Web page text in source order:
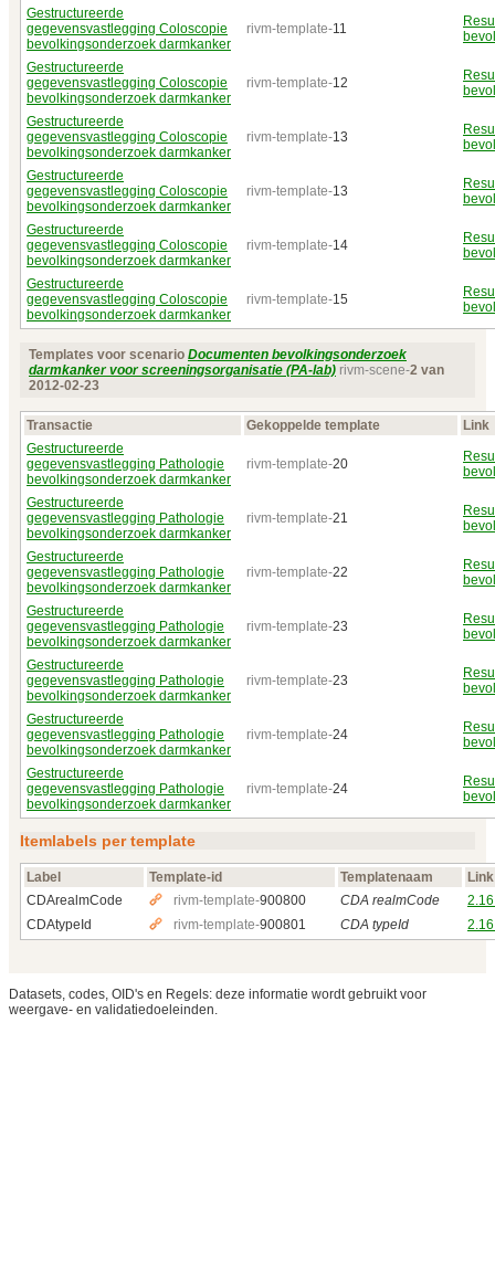
Gestructureerde
gegevensvastlegging Coloscopie
bevolkingsonderzoek darmkanker
rivm-template-11
Gestructureerde
gegevensvastlegging Coloscopie
bevolkingsonderzoek darmkanker
rivm-template-12
Gestructureerde
gegevensvastlegging Coloscopie
bevolkingsonderzoek darmkanker
rivm-template-13
Gestructureerde
gegevensvastlegging Coloscopie
bevolkingsonderzoek darmkanker
rivm-template-13
Gestructureerde
gegevensvastlegging Coloscopie
bevolkingsonderzoek darmkanker
rivm-template-14
Gestructureerde
gegevensvastlegging Coloscopie
bevolkingsonderzoek darmkanker
rivm-template-15
Templates voor scenario Documenten bevolkingsonderzoek
darmkanker voor screeningsorganisatie (PA-lab) rivm-scene-2 van
2012‑02‑23
Transactie Gekoppelde template
Link
Gestructureerde
gegevensvastlegging Pathologie
bevolkingsonderzoek darmkanker
rivm-template-20
Gestructureerde
gegevensvastlegging Pathologie
bevolkingsonderzoek darmkanker
rivm-template-21
Gestructureerde
gegevensvastlegging Pathologie
bevolkingsonderzoek darmkanker
rivm-template-22
Gestructureerde
gegevensvastlegging Pathologie
bevolkingsonderzoek darmkanker
rivm-template-23
Gestructureerde
gegevensvastlegging Pathologie
bevolkingsonderzoek darmkanker
rivm-template-23
Gestructureerde
gegevensvastlegging Pathologie
bevolkingsonderzoek darmkanker
rivm-template-24
Gestructureerde
gegevensvastlegging Pathologie
bevolkingsonderzoek darmkanker
rivm-template-24
Itemlabels per template
Label Template-id Templatenaam
Link
CDArealmCode
rivm-template-900800 CDA realmCode
CDAtypeId
rivm-template-900801 CDA typeId
Datasets, codes, OID's en Regels: deze informatie wordt gebruikt voor
weergave- en validatiedoeleinden.